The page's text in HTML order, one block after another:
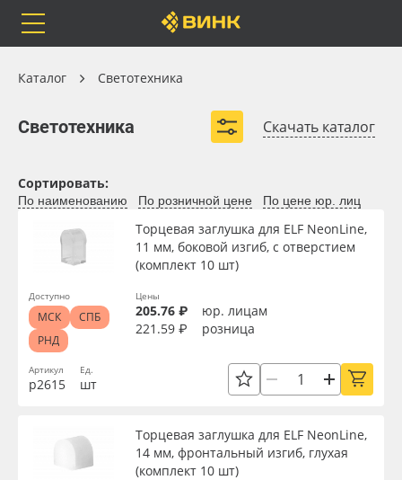
Каталог
Бренды
Доставка
Оплата
Инструкции
Весь каталог
Рулонные материалы
Самоклеящиеся плёнки
Листовые материалы
Чернила
Мобильные конструкции и POS-материалы
Каталог Светотехника
Светотехника Скачать каталог
Каталог
Светодиодные ленты
Светодиодные линейки
Световые панели
Светодиодные пиксели
Развернуть (2)
Сортировать:
По наименованию По розничной цене По цене юр. лиц
Артикул
р2615
Торцевая заглушка для ELF NeonLine,
11 мм, боковой изгиб, с отверстием
(комплект 10 шт)
Ед.
шт
Цены
205.76 ₽
юр. лицам
221.59 ₽
розница
Доступно
МСК
СПБ
РНД
Торцевая заглушка для ELF NeonLine,
14 мм, фронтальный изгиб, глухая
(комплект 10 шт)